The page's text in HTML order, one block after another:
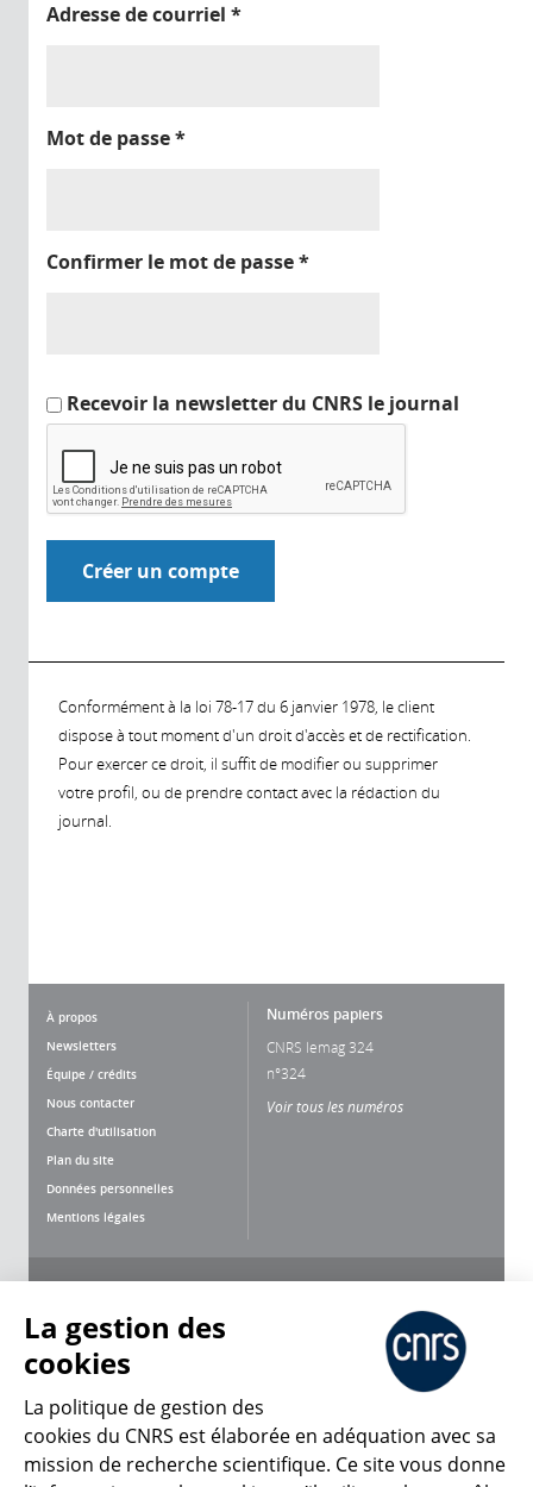
Adresse de courriel *
Mot de passe*
Confirmer le mot de passe*
Recevoir la newsletter du CNRS le journal
Conformément à la loi 78-17 du 6 janvier 1978, le client
dispose à tout moment d'un droit d'accès et de rectification.
Pour exercer ce droit, il suffit de modifier ou supprimer
votre profil, ou de prendre contact avec la rédaction du
journal.
À propos
Newsletters
Équipe / crédits
Nous contacter
Charte d'utilisation
Plan du site
Données personnelles
Mentions légales
Numéros papiers
CNRS lemag 324
n°324
Voir tous les numéros
CNRS Le Mag
La gestion des
cookies
La politique de gestion des
cookies du CNRS est élaborée en adéquation avec sa
mission de recherche scientifique. Ce site vous donne